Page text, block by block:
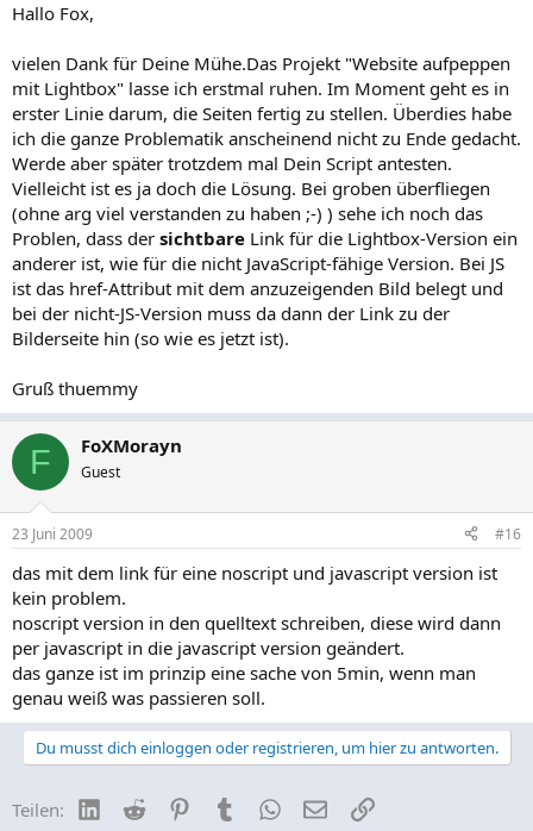
Hallo Fox,
vielen Dank für Deine Mühe.Das Projekt "Website aufpeppen
mit Lightbox" lasse ich erstmal ruhen. Im Moment geht es in
erster Linie darum, die Seiten fertig zu stellen. Überdies habe
ich die ganze Problematik anscheinend nicht zu Ende gedacht.
Werde aber später trotzdem mal Dein Script antesten.
Vielleicht ist es ja doch die Lösung. Bei groben überfliegen
(ohne arg viel verstanden zu haben ;-) ) sehe ich noch das
Problen, dass der sichtbare Link für die Lightbox-Version ein
anderer ist, wie für die nicht JavaScript-fähige Version. Bei JS
ist das href-Attribut mit dem anzuzeigenden Bild belegt und
bei der nicht-JS-Version muss da dann der Link zu der
Bilderseite hin (so wie es jetzt ist).
Gruß thuemmy
F FoXMorayn
Guest
23 Juni 2009 #16
das mit dem link für eine noscript und javascript version ist
kein problem.
noscript version in den quelltext schreiben, diese wird dann
per javascript in die javascript version geändert.
das ganze ist im prinzip eine sache von 5min, wenn man
genau weiß was passieren soll.
Du musst dich einloggen oder registrieren, um hier zu antworten.
Teilen: LinkedIn
Reddit PinterestTumblrWhatsApp
E-MailLink